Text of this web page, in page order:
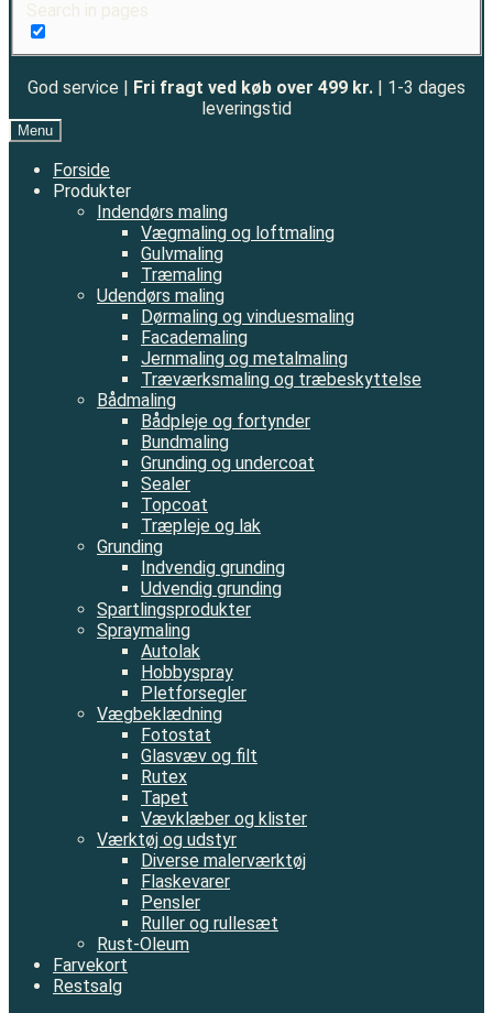
Search in pages
God service | Fri fragt ved køb over 499 kr. | 1-3 dages
leveringstid
Menu
Forside
Produkter
Indendørs maling
Vægmaling og loftmaling
Gulvmaling
Træmaling
Udendørs maling
Dørmaling og vinduesmaling
Facademaling
Jernmaling og metalmaling
Træværksmaling og træbeskyttelse
Bådmaling
Bådpleje og fortynder
Bundmaling
Grunding og undercoat
Sealer
Topcoat
Træpleje og lak
Grunding
Indvendig grunding
Udvendig grunding
Spartlingsprodukter
Spraymaling
Autolak
Hobbyspray
Pletforsegler
Vægbeklædning
Fotostat
Glasvæv og filt
Rutex
Tapet
Vævklæber og klister
Værktøj og udstyr
Diverse malerværktøj
Flaskevarer
Pensler
Ruller og rullesæt
Rust-Oleum
Farvekort
Restsalg